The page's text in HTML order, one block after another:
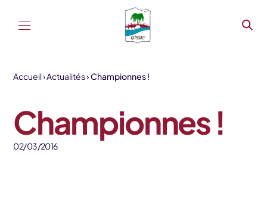
Accueil Actualités Championnes !
Championnes !
02/03/2016